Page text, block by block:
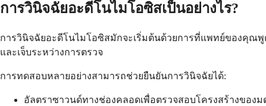
การวินิจฉัยอะดีโนไมโอซิสเป็นอย่างไร?
การวินิจฉัยอะดีโนไมโอซิสมักจะเริ่มต้นด้วยการที่แพทย์ของคุณ
และเจ็บระหว่างการตรวจ
การทดสอบหลายอย่างสามารถช่วยยืนยันการวินิจฉัยได้:
อัลตราซาวนด์ทางช่องคลอดเพื่อตรวจสอบโครงสร้างของม